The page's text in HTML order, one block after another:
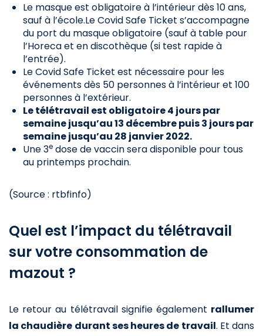
Le masque est obligatoire à l’intérieur dès 10 ans,
sauf à l’école.Le Covid Safe Ticket s’accompagne
du port du masque obligatoire (sauf à table pour
l’Horeca et en discothèque (si test rapide à
l’entrée).
Le Covid Safe Ticket est nécessaire pour les
événements dès 50 personnes à l’intérieur et 100
personnes à l’extérieur.
Le télétravail est obligatoire 4 jours par
semaine jusqu’au 13 décembre puis 3 jours par
semaine jusqu’au 28 janvier 2022.
Une 3e dose de vaccin sera disponible pour tous
au printemps prochain.
(Source : rtbfinfo)
Quel est l’impact du télétravail
sur votre consommation de
mazout ?
Le retour au télétravail signifie également rallumer
la chaudière durant ses heures de travail. Et dans